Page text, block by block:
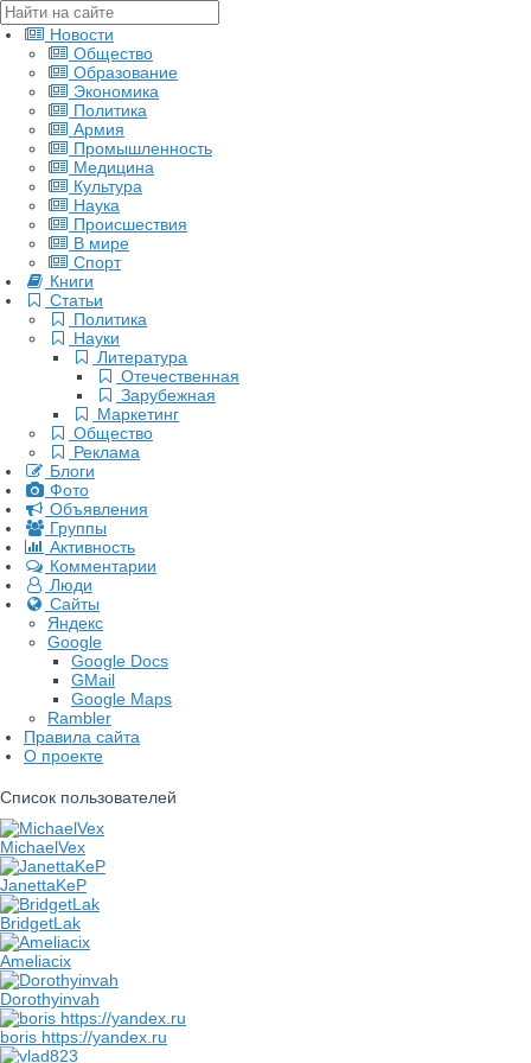
Новости
Общество
Образование
Экономика
Политика
Армия
Промышленность
Медицина
Культура
Наука
Происшествия
В мире
Спорт
Книги
Статьи
Политика
Науки
Литература
Отечественная
Зарубежная
Маркетинг
Общество
Реклама
Блоги
Фото
Объявления
Группы
Активность
Комментарии
Люди
Сайты
Яндекс
Google
Google Docs
GMail
Google Maps
Rambler
Правила сайта
О проекте
Список пользователей
MichaelVex
JanettaKeP
BridgetLak
Ameliacix
Dorothyinvah
boris https://yandex.ru